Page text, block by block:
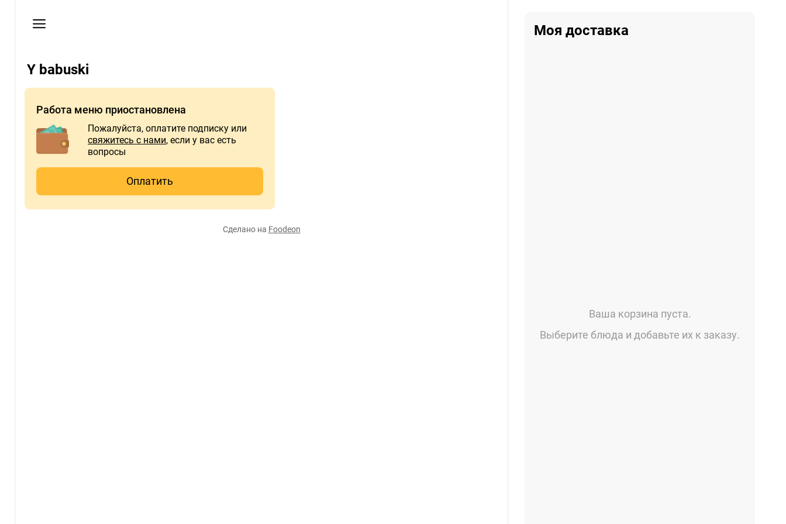
заказы
соглашение
Телефон
+79787649772
Y babuski
Работа меню приостановлена
Пожалуйста, оплатите подписку или
свяжитесь с нами, если у вас есть
вопросы
Оплатить
Сделано на Foodeon
Моя доставка
Ваша корзина пуста.
Выберите блюда и добавьте их к заказу.